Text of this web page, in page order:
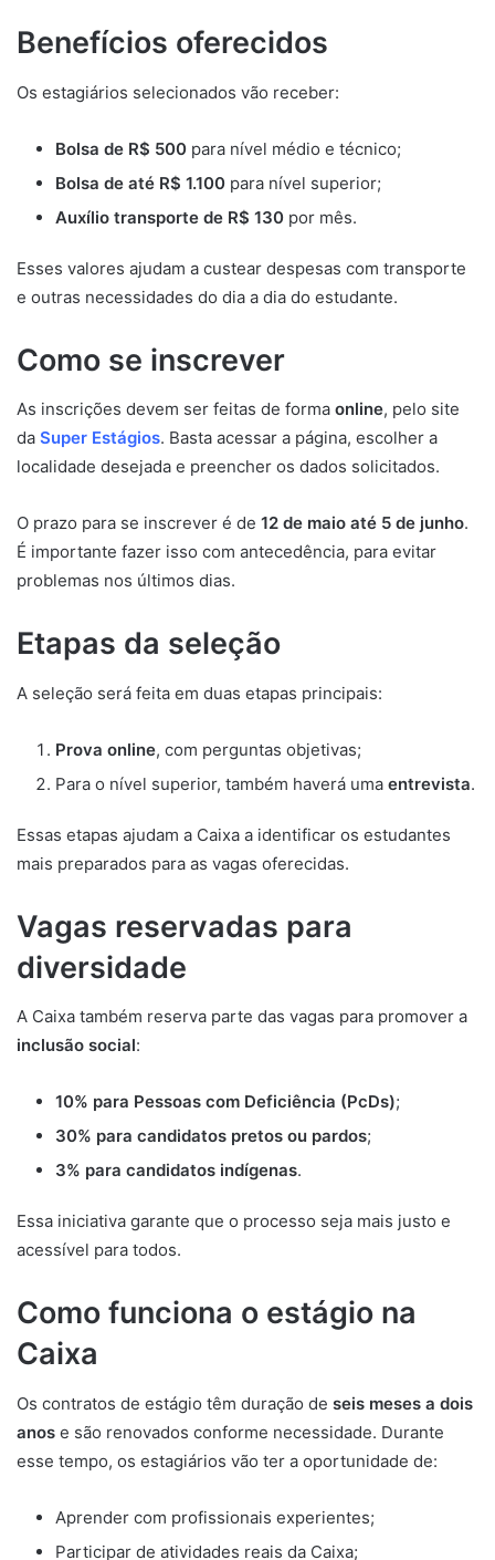
Benefícios oferecidos
Os estagiários selecionados vão receber:
Bolsa de R$ 500 para nível médio e técnico;
Bolsa de até R$ 1.100 para nível superior;
Auxílio transporte de R$ 130 por mês.
Esses valores ajudam a custear despesas com transporte
e outras necessidades do dia a dia do estudante.
Como se inscrever
As inscrições devem ser feitas de forma online, pelo site
da Super Estágios. Basta acessar a página, escolher a
localidade desejada e preencher os dados solicitados.
O prazo para se inscrever é de 12 de maio até 5 de junho.
É importante fazer isso com antecedência, para evitar
problemas nos últimos dias.
Etapas da seleção
A seleção será feita em duas etapas principais:
Prova online, com perguntas objetivas;
Para o nível superior, também haverá uma entrevista.
Essas etapas ajudam a Caixa a identificar os estudantes
mais preparados para as vagas oferecidas.
Vagas reservadas para
diversidade
A Caixa também reserva parte das vagas para promover a
inclusão social:
10% para Pessoas com Deficiência (PcDs);
30% para candidatos pretos ou pardos;
3% para candidatos indígenas.
Essa iniciativa garante que o processo seja mais justo e
acessível para todos.
Como funciona o estágio na
Caixa
Os contratos de estágio têm duração de seis meses a dois
anos e são renovados conforme necessidade. Durante
esse tempo, os estagiários vão ter a oportunidade de:
Aprender com profissionais experientes;
Participar de atividades reais da Caixa;